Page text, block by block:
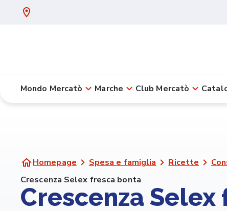
Mondo Mercatò Marche Club Mercatò
Homepage Spesa e famiglia Ricette
Crescenza Selex fresca bonta
Crescenza